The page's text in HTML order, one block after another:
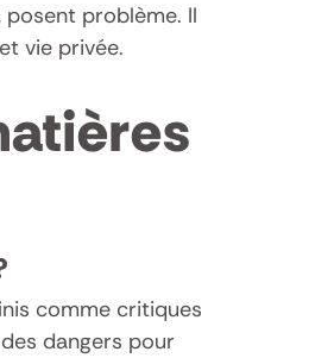
problème. Il
vie privée.
comme critiques
dangers pour